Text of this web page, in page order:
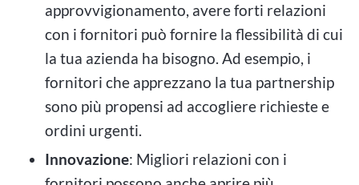
approvvigionamento, avere forti relazioni
con i fornitori può fornire la flessibilità di cui
la tua azienda ha bisogno. Ad esempio, i
fornitori che apprezzano la tua partnership
sono più propensi ad accogliere richieste e
ordini urgenti.
Innovazione: Migliori relazioni con i